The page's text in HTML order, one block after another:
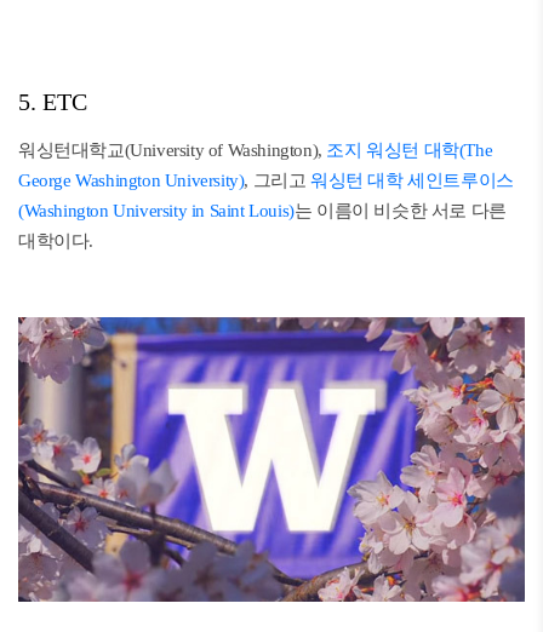
5. ETC
워싱턴대학교(University of Washington), 조지 워싱턴 대학(The
George Washington University), 그리고워싱턴 대학 세인트루이스
(Washington University in Saint Louis)는 이름이 비슷한 서로 다른
대학이다.